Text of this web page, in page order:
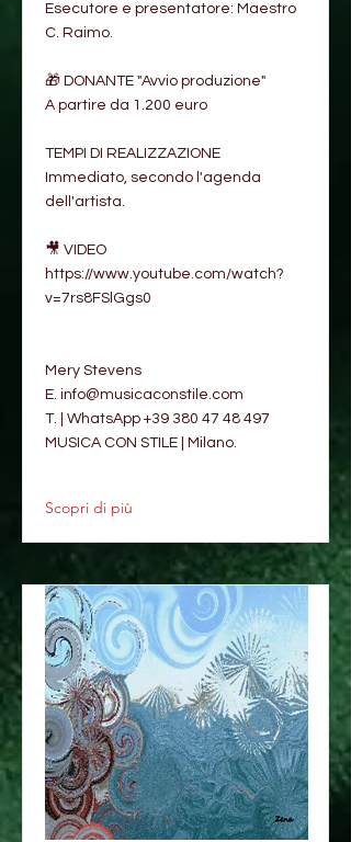
Esecutore e presentatore: Maestro
C. Raimo.
🎁 DONANTE "Avvio produzione"
A partire da 1.200 euro
TEMPI DI REALIZZAZIONE
Immediato, secondo l'agenda
dell'artista.
🎥 VIDEO
https://www.youtube.com/watch?
v=7rs8FSlGgs0
Mery Stevens
E. info@musicaconstile.com
T. | WhatsApp +39 380 47 48 497
MUSICA CON STILE | Milano.
Scopri di più